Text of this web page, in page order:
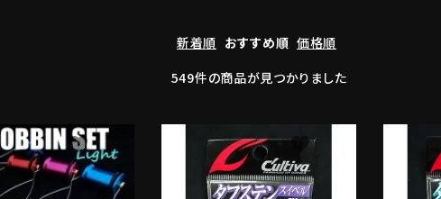
新着順 おすすめ順 価格順
549件の商品が見つかりました
favorite favorite